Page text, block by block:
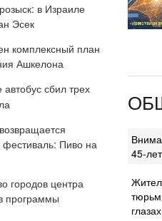
в Израиле
Эсек
комплексный план
Ашкелона
сбил трех
фестиваль: Пиво на
городов центра
программы
45-